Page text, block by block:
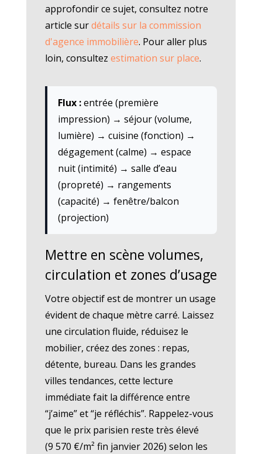
approfondir ce sujet, consultez notre
article surdétails sur la commission
d'agence immobilière. Pour aller plus
loin, consultez estimation sur place.
Flux :entrée (première
impression) → séjour (volume,
lumière) → cuisine (fonction) →
dégagement (calme) → espace
nuit (intimité) → salle d’eau
(propreté) → rangements
(capacité) → fenêtre/balcon
(projection)
Mettre en scène volumes,
circulation et zones d’usage
Votre objectif est de montrer un usage
évident de chaque mètre carré. Laissez
une circulation fluide, réduisez le
mobilier, créez des zones : repas,
détente, bureau. Dans les grandes
villes tendances, cette lecture
immédiate fait la différence entre
“j’aime” et “je réfléchis”. Rappelez-vous
que le prix parisien reste très élevé
(9 570 €/m² fin janvier 2026) selon les